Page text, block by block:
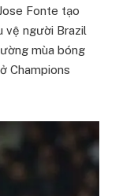
Fonte tạo
vệ người Brazil
mùa bóng
Champions